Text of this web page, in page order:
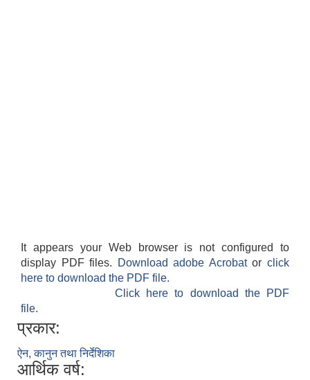
It appears your Web browser is not configured to
display PDF files.
Download adobe Acrobatorclick
here to download the PDF file.
Click here to download the PDF
file.
प्रकार:
ऐन, कानुन तथा निर्देशिका
आर्थिक वर्ष: